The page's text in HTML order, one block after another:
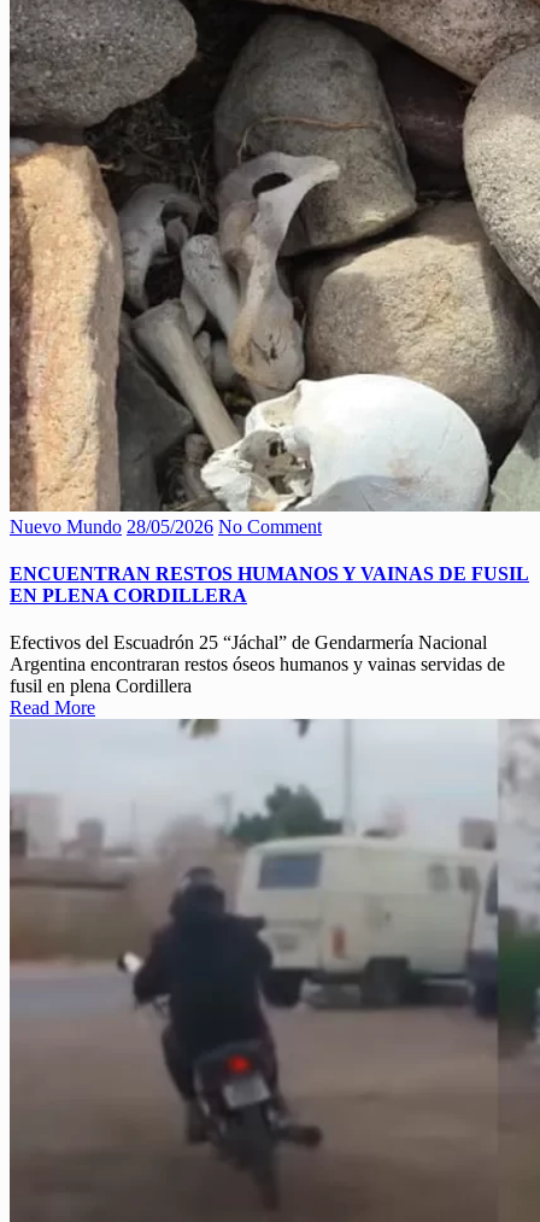
Nuevo Mundo 28/05/2026 No Comment
ENCUENTRAN RESTOS HUMANOS Y VAINAS DE FUSIL
EN PLENA CORDILLERA
Efectivos del Escuadrón 25 “Jáchal” de Gendarmería Nacional
Argentina encontraran restos óseos humanos y vainas servidas de
fusil en plena Cordillera
Read More